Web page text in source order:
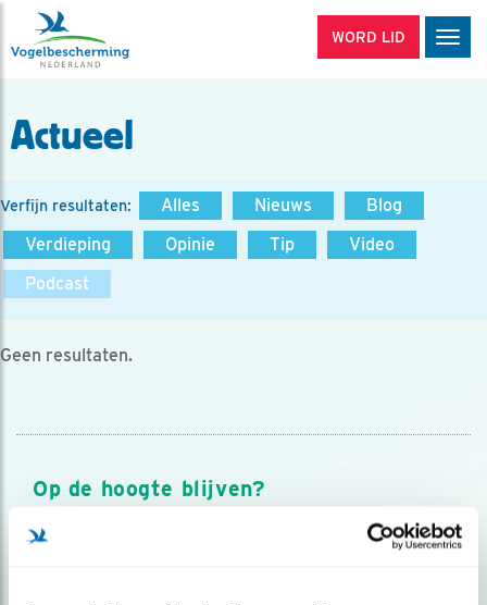
WORD LID
Actueel
Verfijn resultaten: Alles Nieuws
Blog
Verdieping
Opinie Tip
Video
Podcast
Geen resultaten.
Op de hoogte blijven?
Meld je aan en ontvang nieuws, inspiratie, acties en tips
over vogels en activiteiten van Vogelbescherming.